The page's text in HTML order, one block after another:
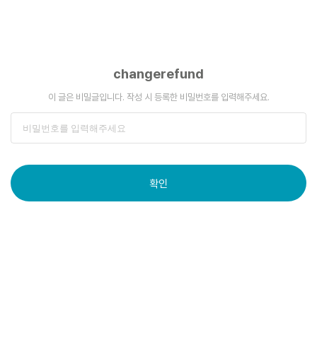
changerefund
이 글은 비밀글입니다. 작성 시 등록한 비밀번호를 입력해주세요.
확인